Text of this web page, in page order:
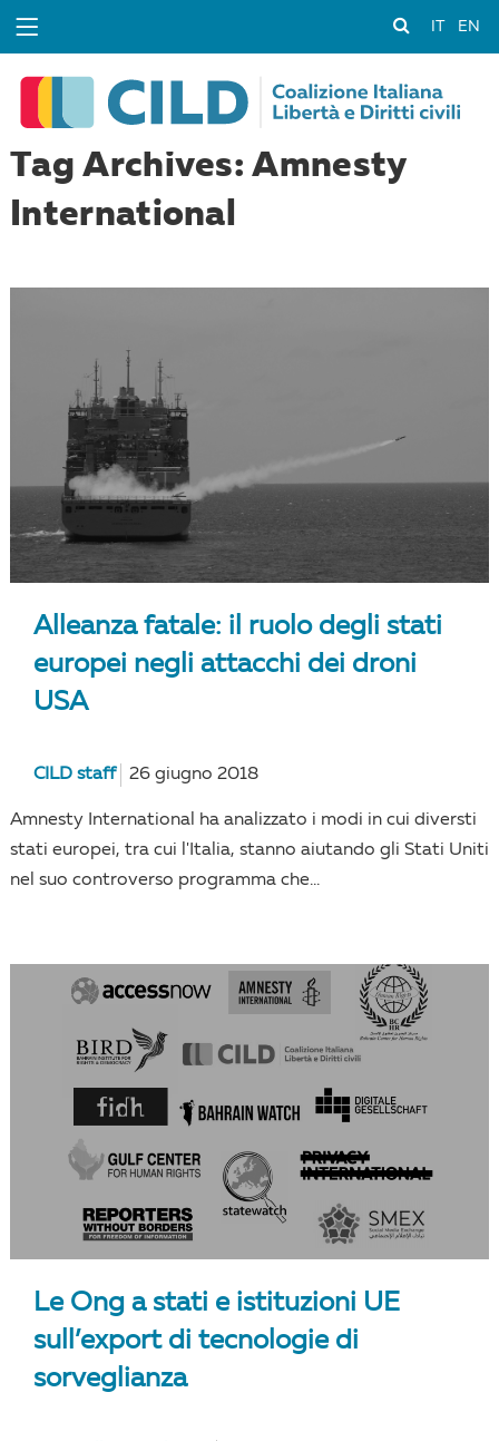
EN
Tag Archives: Amnesty
International
Alleanza fatale: il ruolo degli stati
europei negli attacchi dei droni
USA
CILD staff 26 giugno 2018
Amnesty International ha analizzato i modi in cui diversti
stati europei, tra cui l'Italia, stanno aiutando gli Stati Uniti
nel suo controverso programma che...
Le Ong a stati e istituzioni UE
sull’export di tecnologie di
sorveglianza